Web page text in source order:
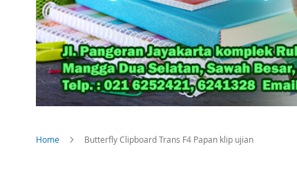
Home Butterfly Clipboard Trans F4 Papan klip ujian